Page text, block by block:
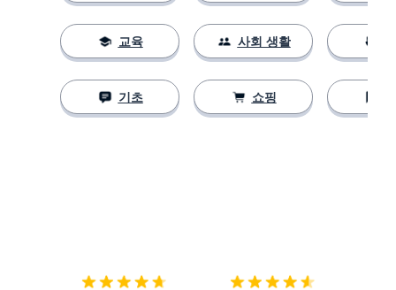
교육
기초
사회 생활
쇼핑